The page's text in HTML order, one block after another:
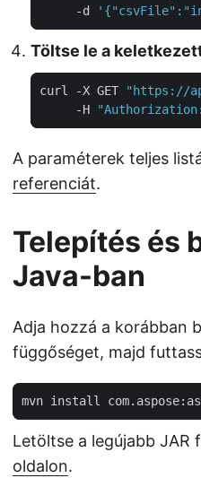
     -d
Töltse le a
curl -X GET
"https://
     -H
"Authorization:
A paraméterek teljes
referenciát.
Telepítés és
Java-ban
Adja hozzá a korábban
függőséget, majd
Letöltse a legújabb JAR
oldalon.